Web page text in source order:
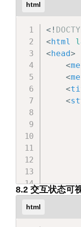
html
<!
< html
< head>
<
<
<
<
8.2 交互状态可
html